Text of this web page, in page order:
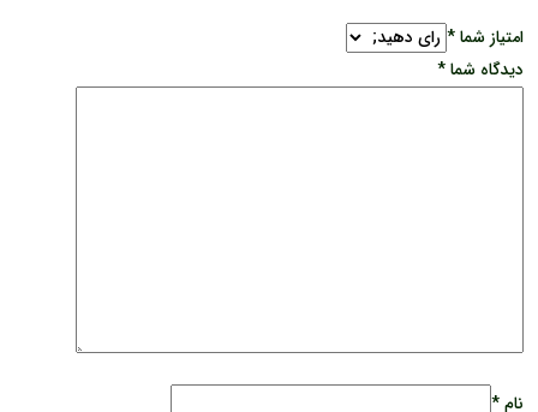
امتیاز شما*
دیدگاه شما*
نام*